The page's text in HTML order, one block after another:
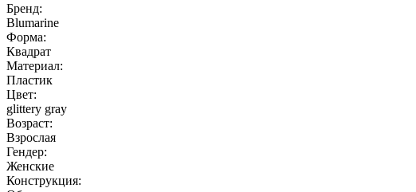
Бренд:
Blumarine
Форма:
Квадрат
Материал:
Пластик
Цвет:
glittery gray
Возраст:
Взрослая
Гендер:
Женские
Конструкция: